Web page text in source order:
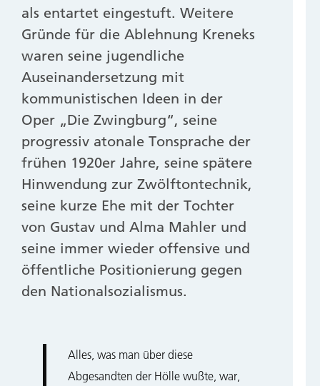
als entartet eingestuft. Weitere
Gründe für die Ablehnung Kreneks
waren seine jugendliche
Auseinandersetzung mit
kommunistischen Ideen in der
Oper „Die Zwingburg“, seine
progressiv atonale Tonsprache der
frühen 1920er Jahre, seine spätere
Hinwendung zur Zwölftontechnik,
seine kurze Ehe mit der Tochter
von Gustav und Alma Mahler und
seine immer wieder offensive und
öffentliche Positionierung gegen
den Nationalsozialismus.
Alles, was man über diese
Abgesandten der Hölle wußte, war,